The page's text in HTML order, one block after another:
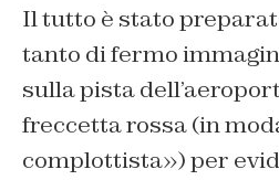
Il tutto è stato
tanto di fermo
sulla pista
freccetta rossa (in
complottista») per